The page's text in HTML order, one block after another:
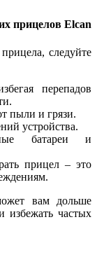
прицелов Elcan
следуйте
перепадов
пыли и грязи.
устройства.
батареи и
прицел – это
вам дольше
избежать частых